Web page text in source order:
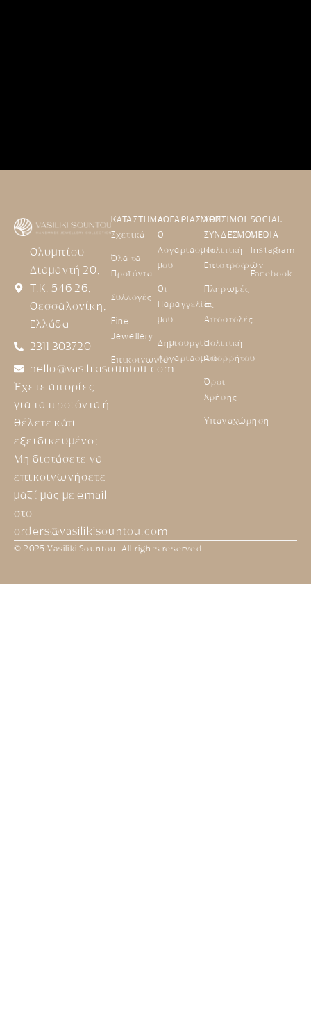
Ολυμπίου
Διαμαντή 20,
Τ.Κ. 546 26,
Θεσσαλονίκη,
Ελλάδα
2311 303720
hello@vasilikisountou.com
Έχετε απορίες
για τα προϊόντα ή
θέλετε κάτι
εξειδικευμένο;
Μη διστάσετε να
επικοινωνήσετε
μαζί μας με email
στο
orders@vasilikisountou.com
ΚΑΤΑΣΤΗΜΑ
Σχετικά
Όλα τα
Προϊόντα
Συλλογές
Fine
Jewellery
Επικοινωνία
ΛΟΓΑΡΙΑΣΜΟΣ
Ο
Λογαριασμός
μου
Οι
Παραγγελίες
μου
Δημιουργία
Λογαριασμού
ΧΡΗΣΙΜΟΙ
ΣΥΝΔΕΣΜΟΙ
Πολιτική
Επιστροφών
Πληρωμές
&
Αποστολές
Πολιτική
Απορρήτου
Όροι
Χρήσης
Υπαναχώρηση
SOCIAL
MEDIA
Instagram
Facebook
© 2025 Vasiliki Sountou. All rights reserved.